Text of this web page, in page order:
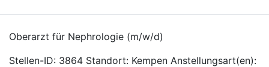
Oberarzt für Nephrologie (m/w/d)
Stellen-ID: 3864 Standort: Kempen Anstellungsart(en):